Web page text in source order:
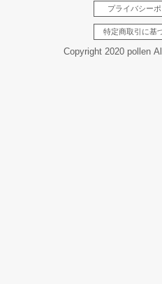
プライバシー
特定商取引に基
Copyright 2020 pollen